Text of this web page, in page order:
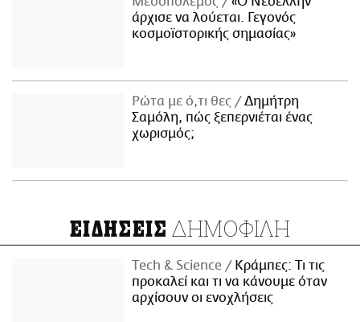
άρχισε να λούεται. Γεγονός
κοσμοϊστορικής σημασίας»
Ρώτα με ό,τι θες
Δημήτρη
Σαμόλη, πώς ξεπερνιέται ένας
χωρισμός;
ΕΙΔΗΣΕΙΣ ΔΗΜΟΦΙΛΗ
Τech & Science
Κράμπες: Τι τις
προκαλεί και τι να κάνουμε όταν
αρχίσουν οι ενοχλήσεις